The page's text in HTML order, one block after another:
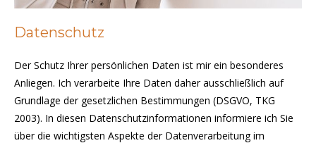
Datenschutz
Der Schutz Ihrer persönlichen Daten ist mir ein besonderes
Anliegen. Ich verarbeite Ihre Daten daher ausschließlich auf
Grundlage der gesetzlichen Bestimmungen (DSGVO, TKG
2003). In diesen Datenschutzinformationen informiere ich Sie
über die wichtigsten Aspekte der Datenverarbeitung im